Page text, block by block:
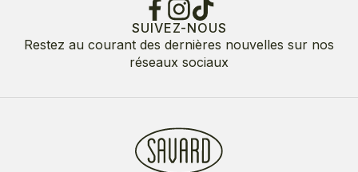
SUIVEZ-NOUS
Restez au courant des dernières nouvelles sur nos
réseaux sociaux